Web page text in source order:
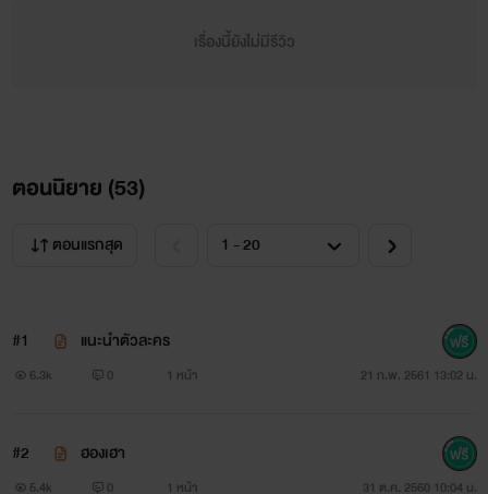
เรื่องนี้ยังไม่มีรีวิว
ตอนนิยาย (53)
ตอนแรกสุด
#1 แนะนำตัวละคร
6.3k 0 1 หน้า 21 ก.พ. 2561 13:02 น.
#2 ฮองเฮา
5.4k 0 1 หน้า 31 ต.ค. 2560 10:04 น.